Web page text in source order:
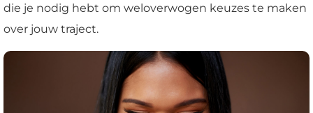
die je nodig hebt om weloverwogen keuzes te maken
over jouw traject.